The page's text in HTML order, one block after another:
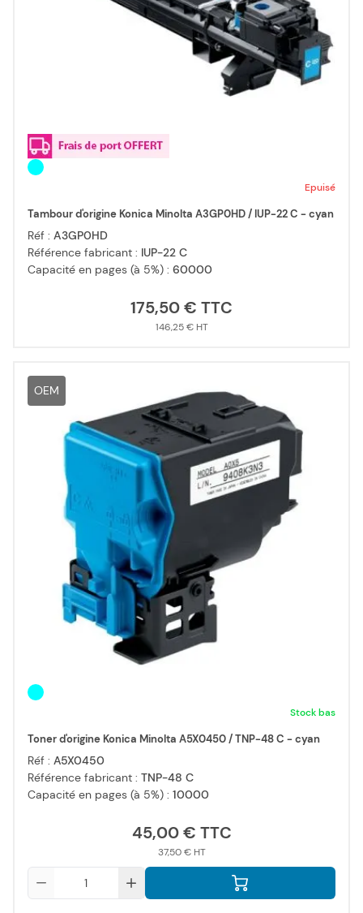
Epuisé
Tambour d'origine Konica Minolta A3GP0HD / IUP-22 C - cyan
Réf : A3GP0HD
Référence fabricant : IUP-22 C
Capacité en pages (à 5%) : 60000
175,50 €
146,25 €
OEM
Stock bas
Toner d'origine Konica Minolta A5X0450 / TNP-48 C - cyan
Réf : A5X0450
Référence fabricant : TNP-48 C
Capacité en pages (à 5%) : 10000
45,00 €
37,50 €